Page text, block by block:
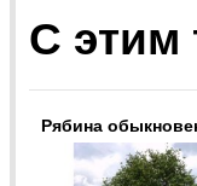
С этим
Рябина